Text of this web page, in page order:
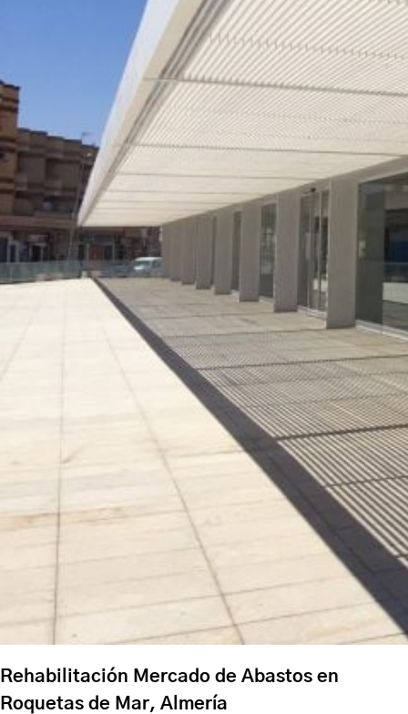
Rehabilitación Mercado de Abastos en
Roquetas de Mar, Almería